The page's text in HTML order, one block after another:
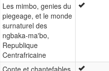
Les mimbo, genies du
piegeage, et le monde
surnaturel des
ngbaka-ma'bo,
Republique
Centrafricaine